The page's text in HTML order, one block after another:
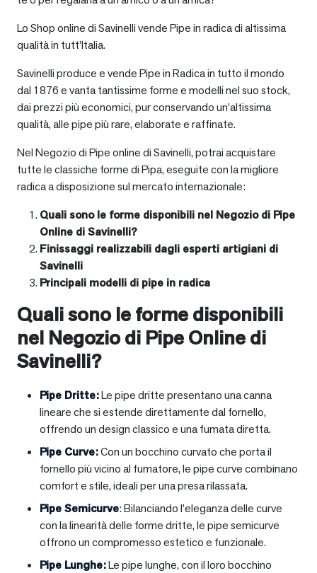
Lo Shop online di Savinelli vende Pipe in radica di altissima
qualità in tutt’Italia.
Savinelli produce e vende Pipe in Radica in tutto il mondo
dal 1876 e vanta tantissime forme e modelli nel suo stock,
dai prezzi più economici, pur conservando un’altissima
qualità, alle pipe più rare, elaborate e raffinate.
Nel Negozio di Pipe online di Savinelli, potrai acquistare
tutte le classiche forme di Pipa, eseguite con la migliore
radica a disposizione sul mercato internazionale:
Quali sono le forme disponibili nel Negozio di Pipe
Online di Savinelli?
Finissaggi realizzabili dagli esperti artigiani di
Savinelli
Principali modelli di pipe in radica
Quali sono le forme disponibili
nel Negozio di Pipe Online di
Savinelli?
Pipe Dritte:Le pipe dritte presentano una canna
lineare che si estende direttamente dal fornello,
offrendo un design classico e una fumata diretta.
Pipe Curve:Con un bocchino curvato che porta il
fornello più vicino al fumatore, le pipe curve combinano
comfort e stile, ideali per una presa rilassata.
Pipe Semicurve: Bilanciando l’eleganza delle curve
con la linearità delle forme dritte, le pipe semicurve
offrono un compromesso estetico e funzionale.
Pipe Lunghe:Le pipe lunghe, con il loro bocchino